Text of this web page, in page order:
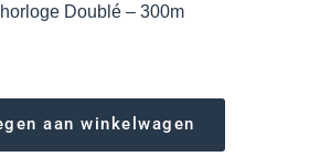
Doublé – 300m
aan winkelwagen